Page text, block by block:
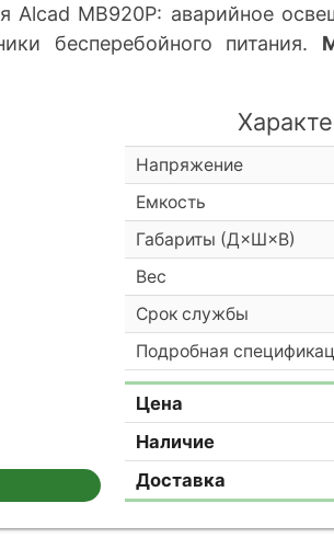
MB920P: аварийное
бесперебойного питания.
Напряжение
Емкость
Габариты (Д×Ш×В)
Вес
Срок службы
Подробная
Цена
Наличие
Доставка